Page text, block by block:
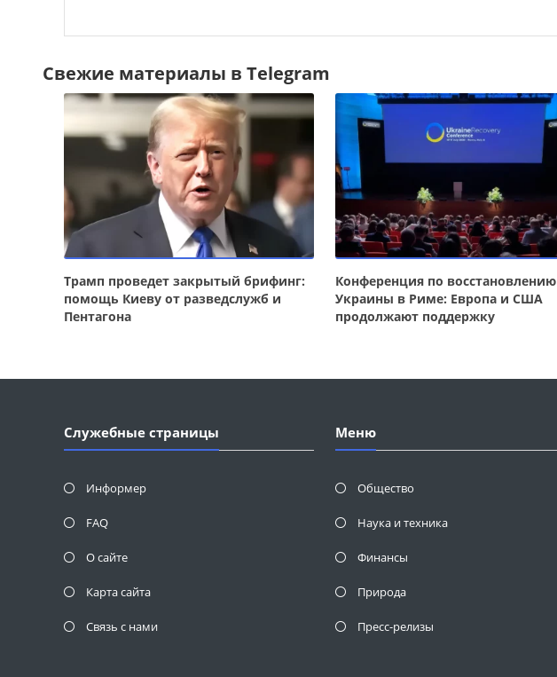
Свежие материалы в Telegram
Трамп проведет закрытый брифинг:
помощь Киеву от разведслужб и
Пентагона
Конференция по восстановлению
Украины в Риме: Европа и США
продолжают поддержку
Служебные страницы
Информер
FAQ
О сайте
Карта сайта
Связь с нами
Меню
Общество
Наука и техника
Финансы
Природа
Пресс-релизы